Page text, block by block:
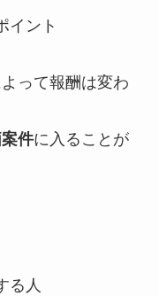
イント
って報酬は変わ
件に入ることが
る人